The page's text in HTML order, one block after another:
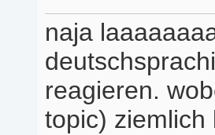
naja
reagieren.
topic) ziemlich